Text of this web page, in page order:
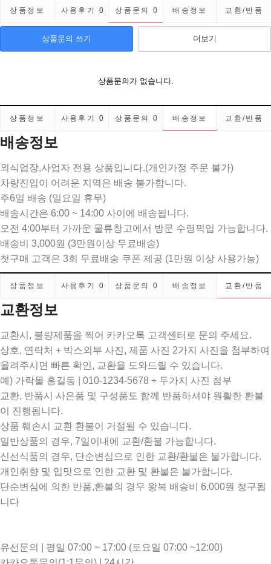
상품정보 사용후기 0 상품문의0 배송정보 교환/반품
상품문의 쓰기 더보기
상품문의가 없습니다.
상품정보 사용후기 0 상품문의0 배송정보 교환/반품
배송정보
외식업장,사업자 전용 상품입니다.(개인가정 주문 불가)
차량진입이 어려운 지역은 배송 불가합니다.
주6일 배송 (일요일 휴무)
배송시간은 6:00 ~ 14:00 사이에 배송됩니다.
오전 4:00부터 가까운 물류창고에서 방문 수령픽업 가능합니다.
배송비 3,000원 (3만원이상 무료배송)
첫구매 고객은 3회 무료배송 쿠폰 제공 (1만원 이상 사용가능)
상품정보 사용후기 0 상품문의0 배송정보 교환/반품
교환정보
교환시, 불량제품을 찍어 카카오톡 고객센터로 문의 주세요.
상호, 연락처 + 박스외부 사진, 제품 사진 2가지 사진을 첨부하여
올려주시면 빠른 확인, 교환을 도와드릴 수 있습니다.
예) 가락몰 홍길동 | 010-1234-5678 + 두가지 사진 첨부
교환, 반품시 사은품 및 구성품도 함께 반품하셔야 원활한 환불
이 진행됩니다.
상품 훼손시 교환 환불이 거절될 수 있습니다.
일반상품의 경우, 7일이내에 교환/환불 가능합니다.
신선식품의 경우, 단순변심으로 인한 교환/환불은 불가합니다.
개인취향 및 입맛으로 인한 교환 및 환불은 불가합니다.
단순변심에 의한 반품,환불의 경우 왕복 배송비 6,000원 청구됩
니다
유선문의 | 평일 07:00 ~ 17:00 (토요일 07:00 ~12:00)